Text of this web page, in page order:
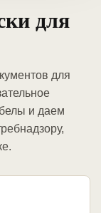
для
для
и даем